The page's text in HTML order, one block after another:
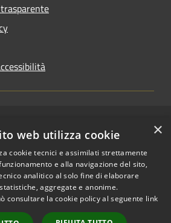
Copyright © 2026 • Comune di
Riccione • Powered by
Municipium•Accesso
redazione
×
web utilizza cookie
cookie tecnici e assimilati strettamente
e alla navigazione del sito,
analitico al solo fine di elaborare
aggregate e anonime.
consultare la cookie policy al seguente link